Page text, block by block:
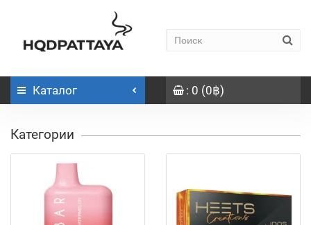
Каталог : 0 (0฿)
Категории